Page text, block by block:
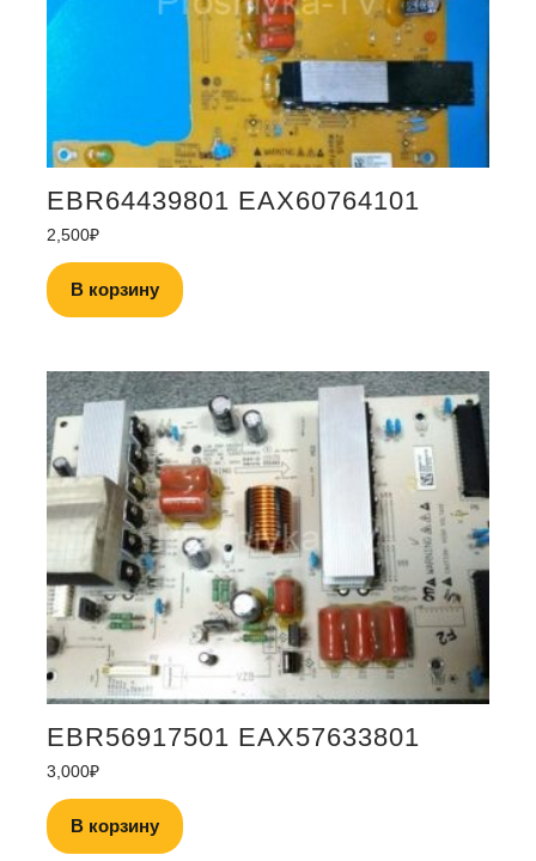
EBR64439801 EAX60764101
2,500₽
В корзину
EBR56917501 EAX57633801
3,000₽
В корзину